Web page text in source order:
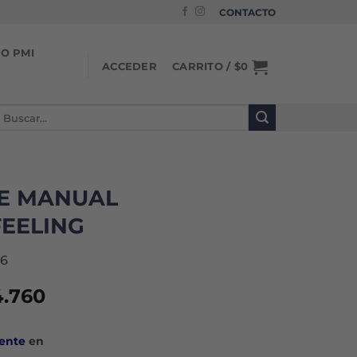
CONTACTO
PMI
ACCEDER
CARRITO / $0
MANUAL
El
en